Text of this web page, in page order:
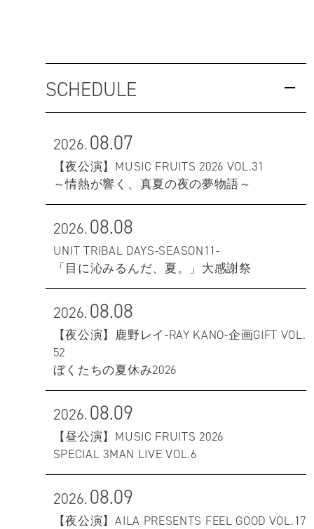
SCHEDULE
2026.08.07
【夜公演】MUSIC FRUITS 2026 VOL.31
～情熱が響く、真夏の夜の夢物語～
2026.08.08
UNIT TRIBAL DAYS-SEASON11-
「目に沁みるんだ、夏。」大感謝祭
2026.08.08
【夜公演】鹿野レイ-RAY KANO-企画GIFT VOL.
52
ぼくたちの夏休み2026
2026.08.09
【昼公演】MUSIC FRUITS 2026
SPECIAL 3MAN LIVE VOL.6
2026.08.09
【夜公演】AILA PRESENTS FEEL GOOD VOL.17